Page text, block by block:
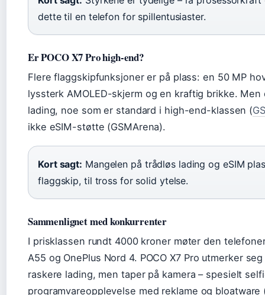
dette til en telefon for spillentusiaster.
Er POCO X7 Pro high-end?
Flere flaggskipfunksjoner er på plass: en 50 MP
lyssterk AMOLED-skjerm og en kraftig brikke.
lading, noe som er standard i high-end-klassen (
ikke eSIM-støtte (GSMArena).
Kort sagt: Mangelen på trådløs lading og eSIM
flaggskip, til tross for solid ytelse.
Sammenlignet med konkurrenter
I prisklassen rundt 4000 kroner møter den
A55 og OnePlus Nord 4. POCO X7 Pro utmerker
raskere lading, men taper på kamera – spesielt
programvareopplevelse med reklame og bloatware